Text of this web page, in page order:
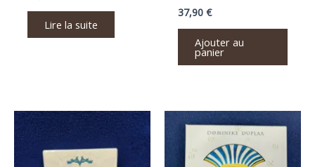
Lire la suite
37,90 €
Ajouter au
panier